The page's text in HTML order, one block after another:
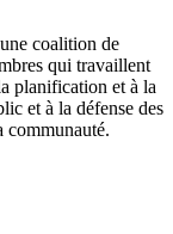
coalition de
qui travaillent
planification et à la
et à la défense des
communauté.